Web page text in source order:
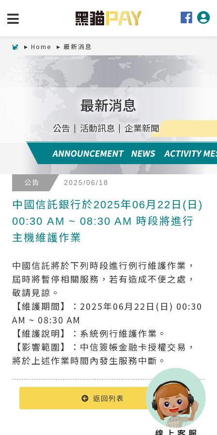
Home 最新消息
最新消息
公告 活動訊息 企業新聞
公告 2025/06/18
中國信託銀行於2025年06月22日(日)
00:30 AM ~ 08:30 AM 時段將進行
主機維護作業
中國信託將於下列時段進行例行維護作業，
屆時將暫停相關服務，若有造成不便之處，
敬請見諒。
【維護期間】：2025年06月22日(日) 00:30
AM ~ 08:30 AM
【維護說明】：系統例行維護作業。
【影響範圍】：中信簽帳金融卡授權交易，
將於上述作業時間內發生服務中斷。
返回列表